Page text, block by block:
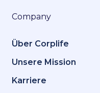
Company
Über Corplife
Unsere Mission
Karriere